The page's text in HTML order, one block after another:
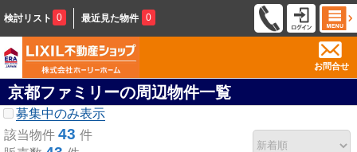
検討リスト 0 最近見た物件 0
お問合せ
京都ファミリーの周辺物件一覧
募集中のみ表示
該当物件 43 件